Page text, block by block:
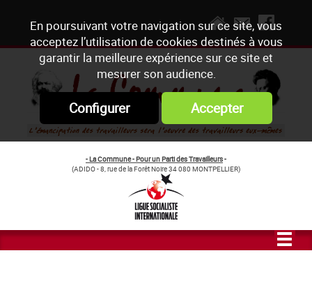
En poursuivant votre navigation sur ce site, vous
acceptez l’utilisation de cookies destinés à vous
garantir la meilleure expérience sur ce site et
mesurer son audience.
Configurer Accepter
- La Commune - Pour un Parti des Travailleurs-
(ADIDO - 8, rue de la Forêt Noire 34 080 MONTPELLIER)